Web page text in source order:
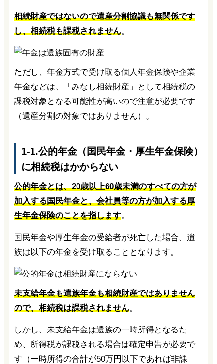
相続財産ではないので遺産分割協議も無関係です
し、相続税も課税されません。
ただし、年金方式で受け取る個人年金保険や企業
年金などは、「みなし相続財産」として相続税の
課税対象となる可能性が高いので注意が必要です
（遺産分割の対象ではありません）。
1-1.公的年金（国民年金・厚生年金保険）
に相続税はかからない
公的年金とは、20歳以上60歳未満のすべての方が
加入する国民年金と、会社員等の方が加入する厚
生年金保険のことを指します。
国民年金や厚生年金の受給者が死亡した場合、遺
族は以下の年金を受け取ることとなります。
未支給年金も遺族年金も相続財産ではありません
ので、相続税は課税されません。
しかし、未支給年金は遺族の一時所得となるた
め、所得税が課税される場合は確定申告が必要で
す（一時所得の合計が50万円以下であれば非課